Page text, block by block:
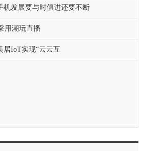
机发展要与时俱进还要不断
用潮玩直播
居IoT实现“云云互